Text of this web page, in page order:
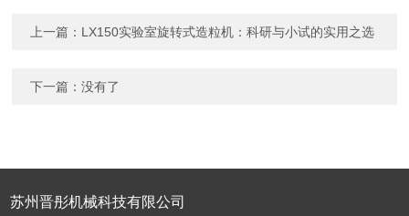
上一篇： LX150实验室旋转式造粒机：科研与小试的实用之选
下一篇：没有了
苏州晋彤机械科技有限公司